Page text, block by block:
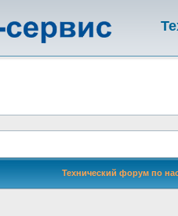
Технический форум по